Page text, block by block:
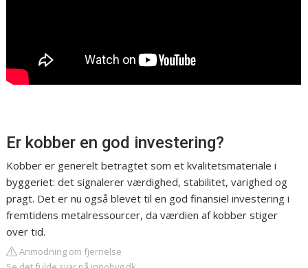
Er kobber en god investering?
Kobber er generelt betragtet som et kvalitetsmateriale i
byggeriet: det signalerer værdighed, stabilitet, varighed og
pragt. Det er nu også blevet til en god finansiel investering i
fremtidens metalressourcer, da værdien af kobber stiger
over tid.
Anmodning om fjernelse